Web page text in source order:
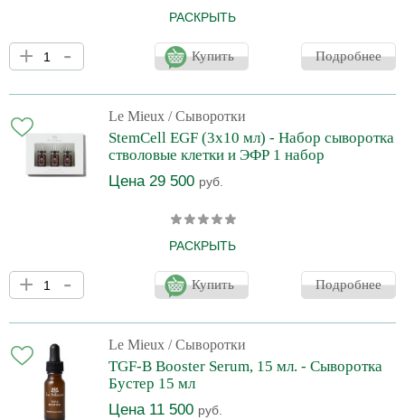
РАСКРЫТЬ
Универсальная антивозрастная сыворотка с 5
сильнодействующими пептидами, более 6 формами
влагосвязывающей гиалуроновой кислоты и превосходной
улучшает тонус и текстуру кожи. Содержит концентрированные
увлажняющие компоненты, которые восстанавливают сухую
кожу, и стабилизируют витамин С (MAP) в этой форме, чтобы
сделать кожу сияющей и здоровой. Комплексное
антивозрастное лечение. Уменьш
+ - Купить Подробнее
Le Mieux / Сыворотки
StemCell EGF (3х10 мл) - Набор сыворотка
стволовые клетки и ЭФР 1 набор
Цена 29 500 руб.
РАСКРЫТЬ
Сверхмощная омолаживающая сыворотка, которая использует
силу стволовых клеток альпийской розы и арганы,
антивозрастных факторов роста и революционного
морщинами и дряблостью кожи. Революционная технология
TST (трансдермальная ультразвуковая технология) с
двухслойной инкапсуляцией обеспечивает более глубокое
поглощение питательных веществ для беспрецедентной
эластичности и сияния кожи. Улучшае
+ - Купить Подробнее
Le Mieux / Сыворотки
TGF-B Booster Serum, 15 мл. - Сыворотка
Бустер 15 мл
Цена 11 500 руб.